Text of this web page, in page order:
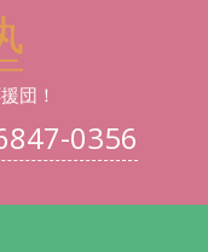
団！
0356